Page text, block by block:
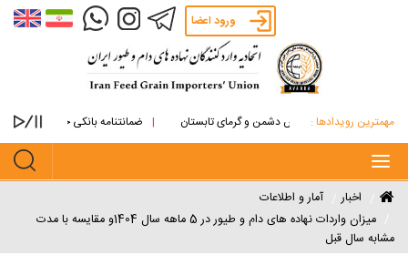
ورود اعضا
مهمترین رویدادها :
های روغنی از آتش دشمن و گرمای تابستان ضمانتنامه بانکی جایگزین پرداخت
Toggle
navigation
اخبار
آمار و اطلاعات
میزان واردات نهاده های دام و طیور در 5 ماهه سال 1404و مقایسه با مدت
مشابه سال قبل